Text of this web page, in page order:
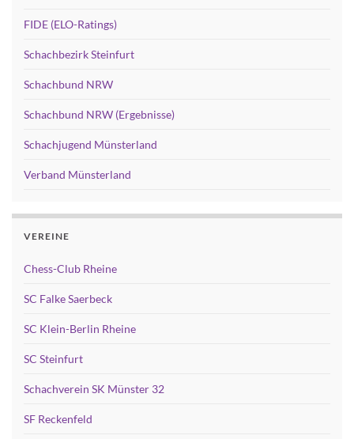
FIDE (ELO-Ratings)
Schachbezirk Steinfurt
Schachbund NRW
Schachbund NRW (Ergebnisse)
Schachjugend Münsterland
Verband Münsterland
VEREINE
Chess-Club Rheine
SC Falke Saerbeck
SC Klein-Berlin Rheine
SC Steinfurt
Schachverein SK Münster 32
SF Reckenfeld